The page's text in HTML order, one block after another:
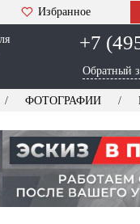
Избранное
+7
Обратный
ФОТОГРАФИИ